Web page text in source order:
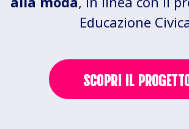
Educazione
SCOPRI IL